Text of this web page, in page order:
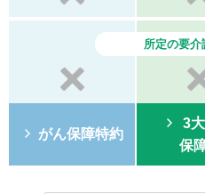
所定の要介
がん保障特約
3
保